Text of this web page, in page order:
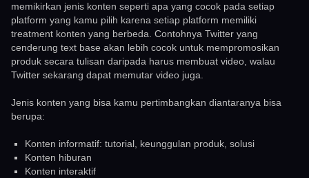
memikirkan jenis konten seperti apa yang cocok pada setiap
platform yang kamu pilih karena setiap platform memiliki
treatment konten yang berbeda. Contohnya Twitter yang
cenderung text base akan lebih cocok untuk mempromosikan
produk secara tulisan daripada harus membuat video, walau
Twitter sekarang dapat memutar video juga.
Jenis konten yang bisa kamu pertimbangkan diantaranya bisa
berupa:
Konten informatif: tutorial, keunggulan produk, solusi
Konten hiburan
Konten interaktif